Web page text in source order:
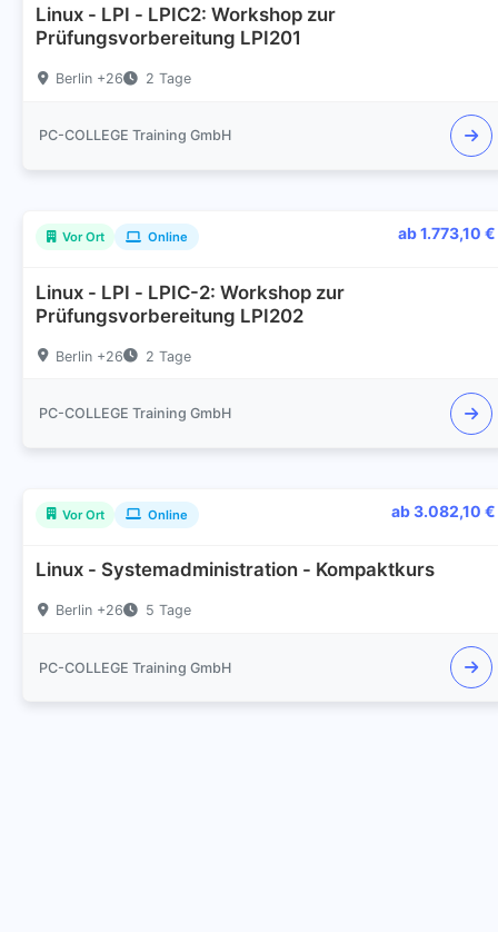
Linux - LPI - LPIC2: Workshop zur
Prüfungsvorbereitung LPI201
Berlin +26 2 Tage
PC-COLLEGE Training GmbH
Vor Ort Online ab 1.773,10 €
Linux - LPI - LPIC-2: Workshop zur
Prüfungsvorbereitung LPI202
Berlin +26 2 Tage
PC-COLLEGE Training GmbH
Vor Ort Online ab 3.082,10 €
Linux - Systemadministration - Kompaktkurs
Berlin +26 5 Tage
PC-COLLEGE Training GmbH